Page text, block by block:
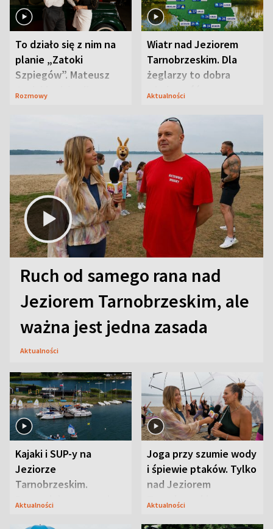
To działo się z nim na
planie „Zatoki
Szpiegów”. Mateusz
Janicki odsłonił
Rozmowy
Wiatr nad Jeziorem
Tarnobrzeskim. Dla
żeglarzy to dobra
wiadomość
Aktualności
Ruch od samego rana nad
Jeziorem Tarnobrzeskim, ale
ważna jest jedna zasada
Aktualności
Kajaki i SUP-y na
Jeziorze
Tarnobrzeskim.
Przyrodnicy zwracają
Aktualności
Joga przy szumie wody
i śpiewie ptaków. Tylko
nad Jeziorem
Tarnobrzeskim
Aktualności